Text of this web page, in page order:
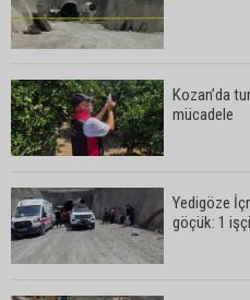
Kozan’da
mücadele
Yedigöze
göçük: 1